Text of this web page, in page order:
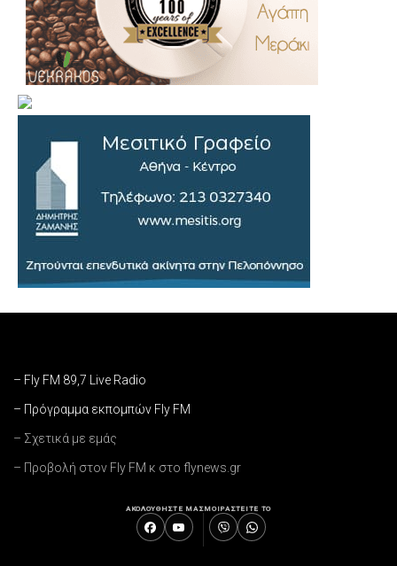
– Fly FM 89,7 Live Radio
– Πρόγραμμα εκπομπών Fly FM
– Σχετικά με εμάς
– Προβολή στον Fly FM κ στο flynews.gr
ΑΚΟΛΟΥΘΗΣΤΕ ΜΑΣΜΟΙΡΑΣΤΕΙΤΕ ΤΟ